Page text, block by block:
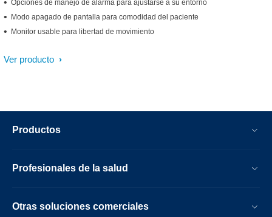
Opciones de manejo de alarma para ajustarse a su entorno
Modo apagado de pantalla para comodidad del paciente
Monitor usable para libertad de movimiento
Ver producto
Productos
Profesionales de la salud
Otras soluciones comerciales